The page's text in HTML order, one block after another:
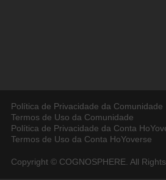
Política de Privacidade da Comunidade
Termos de Uso da Comunidade
Política de Privacidade da Conta
Termos de Uso da Conta HoYoverse
Copyright © COGNOSPHERE. All